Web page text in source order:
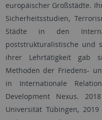
europäischer Großstädte.
Sicherheitsstudien,
Städte in den
poststrukturalistische und
ihrer Lehrtätigkeit gab
Methoden der Friedens-
in Internationale
Development Nexus.
Universität Tübingen,